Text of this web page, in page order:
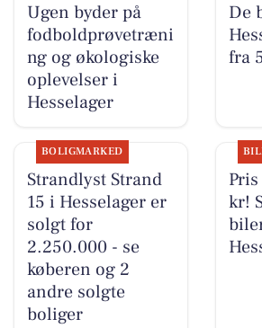
Ugen byder på
fodboldprøvetræni
ng og økologiske
oplevelser i
Hesselager
De
fra
BOLIGMARKED
Strandlyst Strand
15 i Hesselager er
solgt for
2.250.000 - se
køberen og 2
andre solgte
boliger
kr!